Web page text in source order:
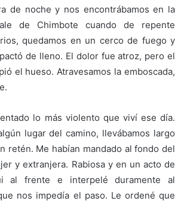
de noche y nos encontrábamos en la
de Chimbote cuando de repente
quedamos en un cerco de fuego y
de lleno. El dolor fue atroz, pero el
el hueso. Atravesamos la emboscada,
lo más violento que viví ese día.
lugar del camino, llevábamos largo
retén. Me habían mandado al fondo del
y extranjera. Rabiosa y en un acto de
al frente e interpelé duramente al
nos impedía el paso. Le ordené que